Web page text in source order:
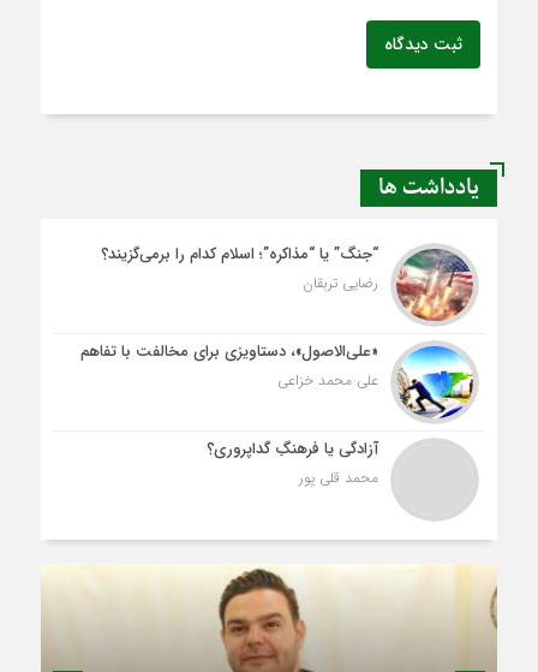
ثبت دیدگاه
یادداشت ها
“جنگ” یا “مذاکره”؛ اسلام کدام را برمی‌گزیند؟
رضایی تربقان
«علی‌الاصول»، دستاویزی برای مخالفت با تفاهم
علی محمد خزاعی
آزادگی یا فرهنگِ گداپروری؟
محمد قلی پور